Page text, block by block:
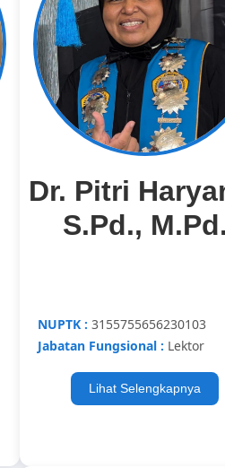
Dr. Pitri
S.Pd., M.Pd.
NUPTK : 3155755656230103
Jabatan Fungsional : Lektor
Lihat Selengkapnya